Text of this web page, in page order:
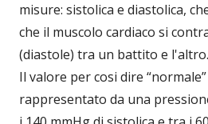
misure: sistolica e diastolica,
che il muscolo cardiaco si
(diastole) tra un battito e l'altro.
Il valore per cosi dire
rappresentato da una